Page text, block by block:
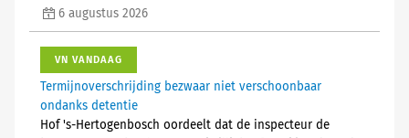
6 augustus 2026
VN VANDAAG
Termijnoverschrijding bezwaar niet verschoonbaar
ondanks detentie
Hof 's-Hertogenbosch oordeelt dat de inspecteur de